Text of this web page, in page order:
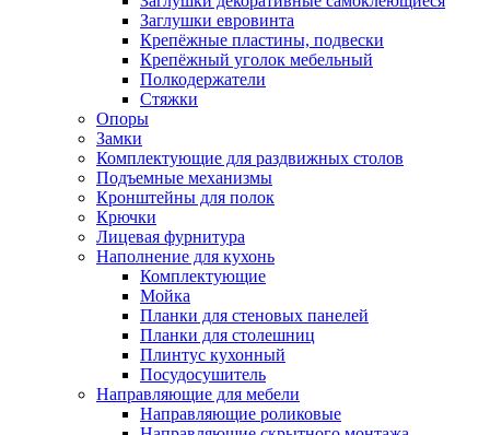
Заглушки евровинта
Крепёжные пластины, подвески
Крепёжный уголок мебельный
Полкодержатели
Стяжки
Опоры
Замки
Комплектующие для раздвижных столов
Подъемные механизмы
Кронштейны для полок
Крючки
Лицевая фурнитура
Наполнение для кухонь
Комплектующие
Мойка
Планки для стеновых панелей
Планки для столешниц
Плинтус кухонный
Посудосушитель
Направляющие для мебели
Направляющие роликовые